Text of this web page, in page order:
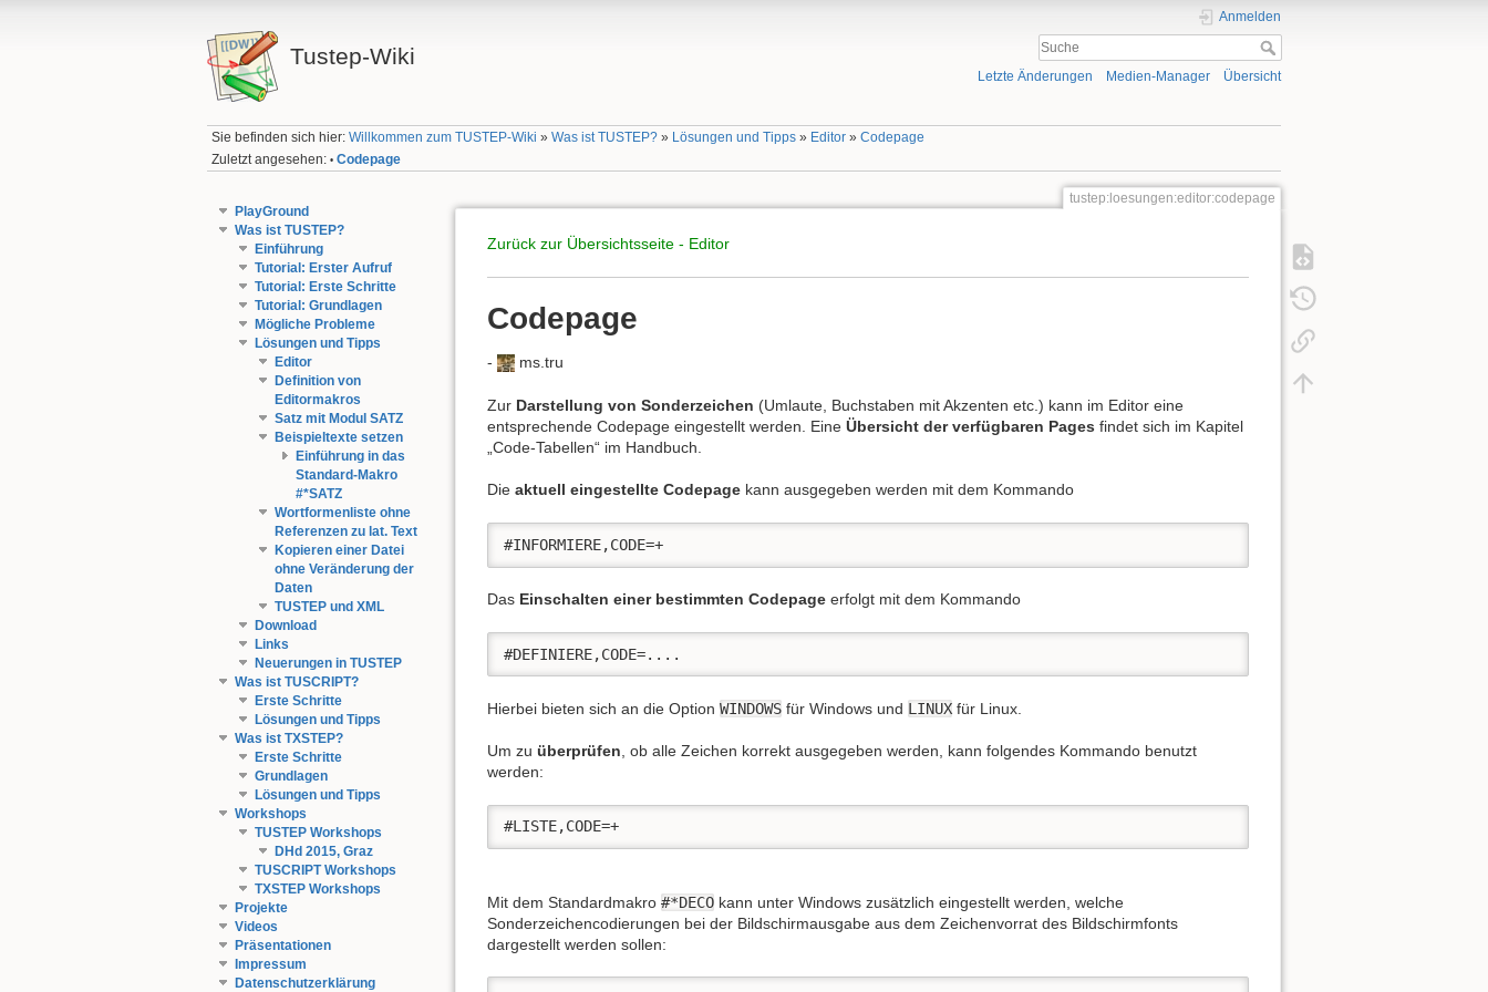
Tustep-Wiki
Anmelden
Letzte Änderungen Medien-Manager Übersicht
Sie befinden sich hier:Willkommen zum TUSTEP-Wiki »Was ist TUSTEP? » Lösungen und Tipps » Editor »Codepage
Zuletzt angesehen: • Codepage
PlayGround
Was ist TUSTEP?
Einführung
Tutorial: Erster Aufruf
Tutorial: Erste Schritte
Tutorial: Grundlagen
Mögliche Probleme
Lösungen und Tipps
Editor
Definition von
Editormakros
Satz mit Modul SATZ
Beispieltexte setzen
Einführung in das
Standard-Makro
#*SATZ
Wortformenliste ohne
Referenzen zu l​at. Text
Kopieren einer Datei
ohne Veränderung der
Daten
TUSTEP und XML
Download
Links
Neuerungen in TUSTEP
Was ist TUSCRIPT?
Erste Schritte
Lösungen und Tipps
Was ist TXSTEP?
Erste Schritte
Grundlagen
Lösungen und Tipps
Workshops
TUSTEP Workshops
DHd 2015, Graz
TUSCRIPT Workshops
TXSTEP Workshops
Projekte
Videos
Präsentationen
Impressum
Datenschutzerklärung
tustep:loesungen:editor:codepage
Zurück zur Übersichtsseite - Editor
Codepage
- ms.tru
Zur Darstellung von Sonderzeichen (Umlaute, Buchstaben mit Akzenten etc.) kann im Editor eine
entsprechende Codepage eingestellt werden. Eine Übersicht der verfügbaren Pages findet sich im Kapitel
„Code-Tabellen“ im Handbuch.
Die aktuell eingestellte Codepage kann ausgegeben werden mit dem Kommando
#INFORMIERE,CODE=+
Das Einschalten einer bestimmten Codepage erfolgt mit dem Kommando
#DEFINIERE,CODE=....
Hierbei bieten sich an die Option WINDOWS für Windows und LINUX für Linux.
Um zu überprüfen , ob alle Zeichen korrekt ausgegeben werden, kann folgendes Kommando benutzt
werden:
#LISTE,CODE=+
Mit dem Standardmakro #*DECO kann unter Windows zusätzlich eingestellt werden, welche
Sonderzeichencodierungen bei der Bildschirmausgabe aus dem Zeichenvorrat des Bildschirmfonts
dargestellt werden sollen: